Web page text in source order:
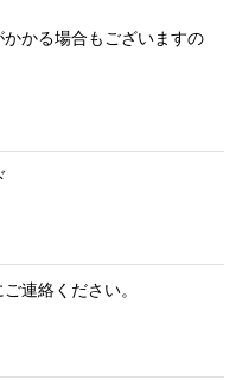
かる場合もございますの
連絡ください。